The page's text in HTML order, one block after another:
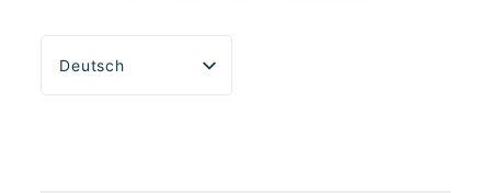
Deutsch
English